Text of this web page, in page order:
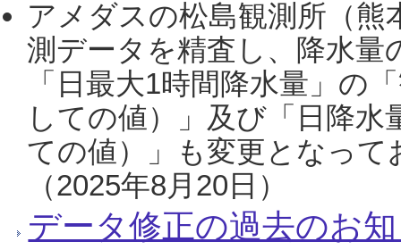
アメダスの松島観測所（熊
測データを精査し、降水
「日最大1時間降水量」の
しての値）」及び「日降
ての値）」も変更となっ
（2025年8月20日）
データ修正の過去のお